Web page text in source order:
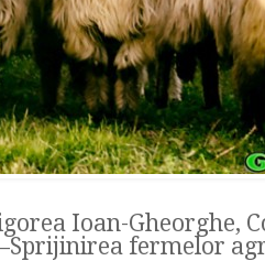
Ioan-Gheorghe,
fermelor